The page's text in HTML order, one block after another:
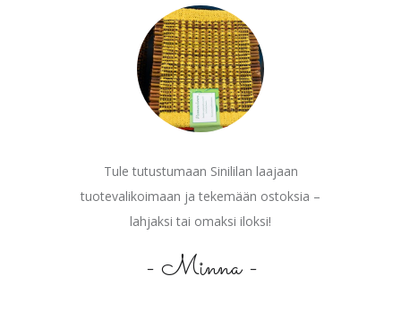
Tule tutustumaan Sinililan laajaan
tuotevalikoimaan ja tekemään ostoksia –
lahjaksi tai omaksi iloksi!
- Minna -